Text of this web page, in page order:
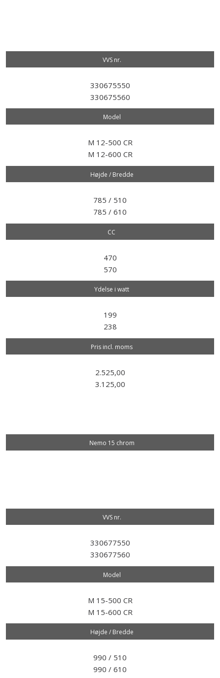
VVS nr.​
330675550
330675560
Model​
M 12-500 CR
M 12-600 CR
Højde / Bredde
785 / 510
785 / 610
CC
470
570
Ydelse i watt
199
238
Pris incl. moms
2.525,00
3.125,00
Nemo 15 chrom
VVS nr.​
330677550
330677560
Model​
M 15-500 CR
M 15-600 CR
Højde / Bredde
990 / 510
990 / 610